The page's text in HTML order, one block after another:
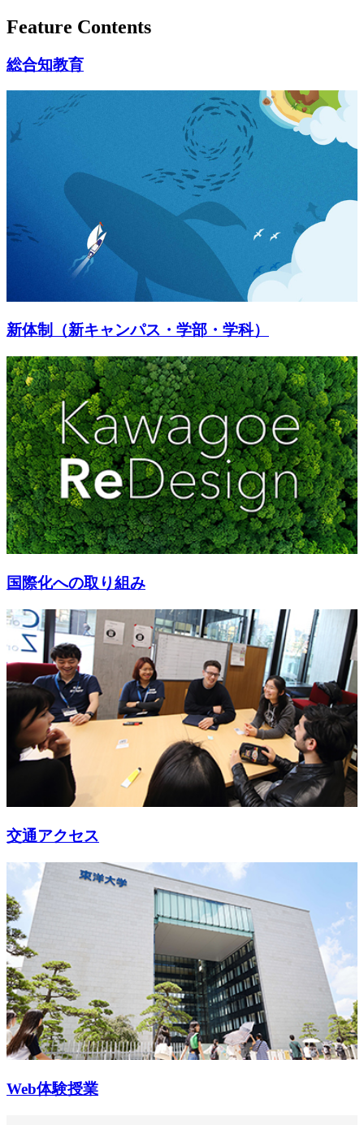
Feature Contents
総合知教育
新体制（新キャンパス・学部・学科）
国際化への取り組み
交通アクセス
Web体験授業